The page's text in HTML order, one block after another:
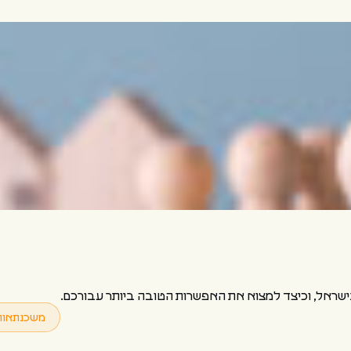
וכיצד למצוא את האפשרות הטובה ביותר עבורכם.